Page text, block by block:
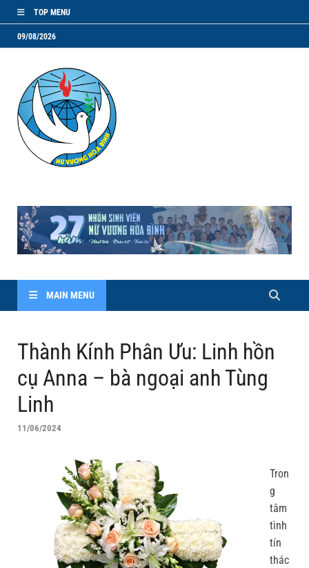
TOP MENU
09/08/2026
MAIN MENU
Thành Kính Phân Ưu: Linh hồn
cụ Anna – bà ngoại anh Tùng
Linh
11/06/2024
Tron
g
tâm
tình
tín
thác